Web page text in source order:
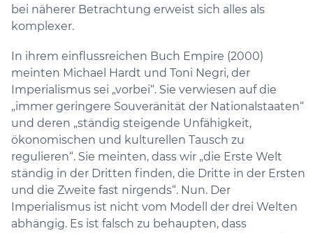
bei näherer Betrachtung erweist sich alles als
komplexer.
In ihrem einflussreichen Buch Empire (2000)
meinten Michael Hardt und Toni Negri, der
Imperialismus sei „vorbei“. Sie verwiesen auf die
„immer geringere Souveränität der Nationalstaaten“
und deren „ständig steigende Unfähigkeit,
ökonomischen und kulturellen Tausch zu
regulieren“. Sie meinten, dass wir „die Erste Welt
ständig in der Dritten finden, die Dritte in der Ersten
und die Zweite fast nirgends“. Nun. Der
Imperialismus ist nicht vom Modell der drei Welten
abhängig. Es ist falsch zu behaupten, dass